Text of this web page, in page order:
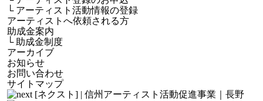
└ アーティスト活動情報の登録
アーティストへ依頼される方
助成金案内
└ 助成金制度
アーカイブ
お知らせ
お問い合わせ
サイトマップ